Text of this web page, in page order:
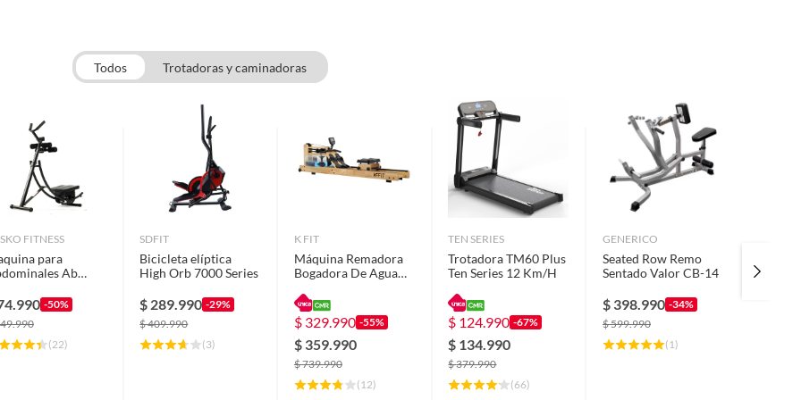
pulso)
en Casa
Todos Trotadoras y caminadoras
FITNESS
para
Ab
-50%
(22)
SDFIT
Bicicleta elíptica
High Orb 7000 Series
$ 289.990 -29%
$409.990
(3)
K FIT
Máquina Remadora
Bogadora De Agua
$ 329.990 -55%
$ 359.990
$739.990
( 12)
TEN SERIES
Trotadora TM60 Plus
Ten Series 12 Km/H
$ 124.990 -67%
$ 134.990
$379.990
(66)
GENERICO
Seated Row Remo
Sentado Valor CB-14
$ 398.990 -34%
$599.990
( 1)
Series